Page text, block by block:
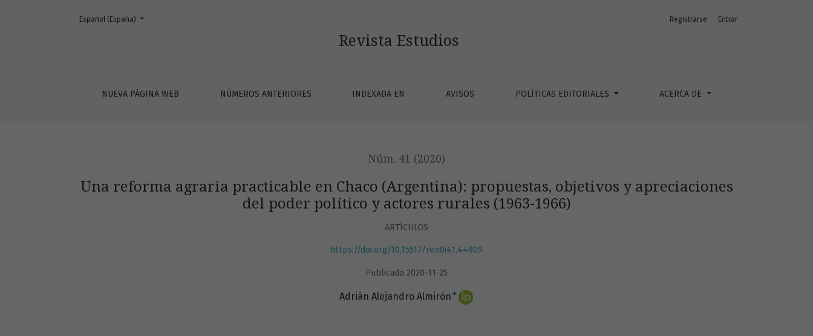
Una reforma agraria practicable en Chaco (Argentina): propuestas, objetivos y apreciaciones del poder político y actores rurales (1963-1966)
Revista Estudios
NUEVA PÁGINA WEB NÚMEROS ANTERIORES INDEXADA EN AVISOS POLÍTICAS EDITORIALES ACERCA DE
Registrarse Entrar
Cambiar el idioma. El actual es:
Español (España)
Núm. 41 (2020)
Una reforma agraria practicable en Chaco (Argentina): propuestas, objetivos y apreciaciones
del poder político y actores rurales (1963-1966)
ARTÍCULOS
https://doi.org/10.15517/re.v0i41.44809
Publicado 2020-11-25
Adrián Alejandro Almirón +